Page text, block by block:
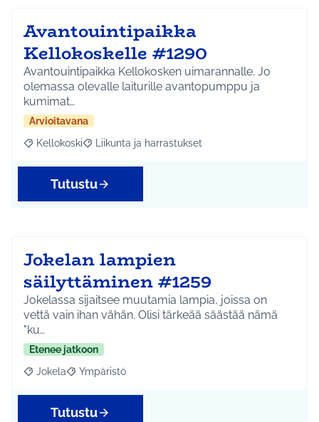
Avantouintipaikka
Kellokoskelle #1290
Avantouintipaikka Kellokosken uimarannalle. Jo
olemassa olevalle laiturille avantopumppu ja
kumimat…
Arvioitavana
Rajaa tulokset aihepiirin mukaan: Kellokoski
Kellokoski Rajaa tulokset teeman mukaan: Liikunta ja
Liikunta ja harrastukset
Tutustu
Jokelan lampien
säilyttäminen #1259
Jokelassa sijaitsee muutamia lampia, joissa on
vettä vain ihan vähän. Olisi tärkeää säästää nämä
"ku…
Etenee jatkoon
Rajaa tulokset aihepiirin mukaan: Jokela
Jokela Rajaa tulokset teeman mukaan: Ympäristö
Ympäristö
Tutustu